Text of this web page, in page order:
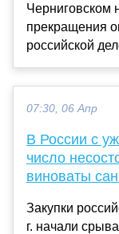
Черниговском
прекращения
российской
07:30, 06 Апр
В России с
число
виноваты
Закупки
г. начали